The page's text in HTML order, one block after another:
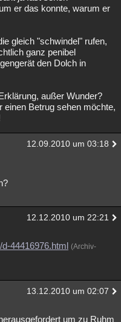
er das konnte, warum er
gleich "schwindel" rufen,
ganz penibel
den Dolch in
außer Wunder?
einen Betrug sehen möchte,
12.09.2010 um 03:18
12.12.2010 um 22:21
44416976.html (Archiv-
13.12.2010 um 02:07
um zu Ruhm